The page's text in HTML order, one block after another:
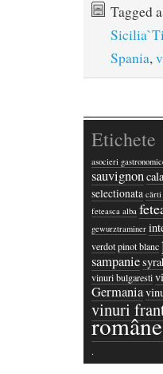
Tagged
Spania,
Etichete
asocieri
sauvignon
selectionata cărti
feteasca alba
gewurztraminer
verdotpinot blanc
sampanie
vinuri bulgaresti
Germania
vinuri
·